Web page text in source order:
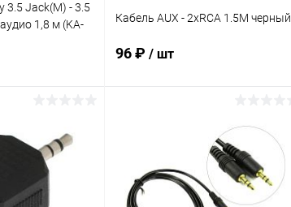
3.5 Jack(M) - 3.5
1,8 м (KA-
К сравнению
В наличии
Кабель AUX - 2xRCA 1.5M черный
96 ₽ / шт
Купить в 1 клик К сравнению
В избранное В наличии